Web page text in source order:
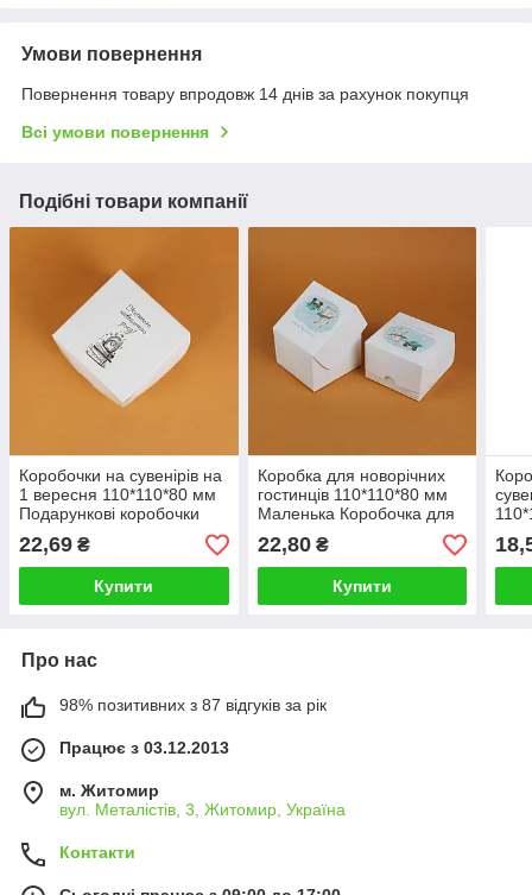
Умови повернення
Повернення товару впродовж 14 днів за рахунок покупця
Всі умови повернення
Подібні товари компанії
Коробочки на сувенірів на
1 вересня 110*110*80 мм
Подарункові коробочки
для гостинців школярам
22,69 ₴
Купити
Коробка для новорічних
гостинців 110*110*80 мм
Маленька Коробочка для
подарунків в дитячий
садок школу
22,80₴
Купити
для
Про нас
98% позитивних з 87 відгуків за рік
Працює з 03.12.2013
м. Житомир
вул. Металістів, 3, Житомир, Україна
Контакти